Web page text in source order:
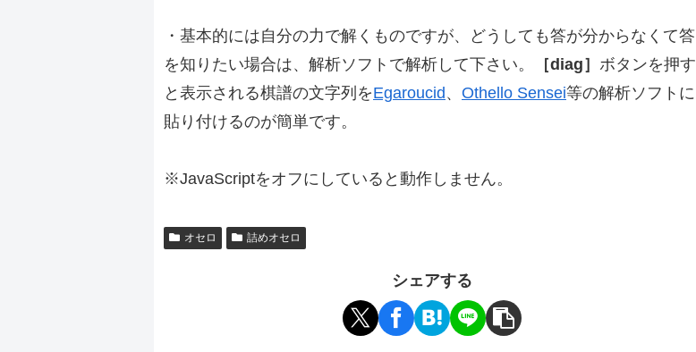
・基本的には自分の力で解くものですが、どうしても答が分からなくて答
を知りたい場合は、解析ソフトで解析して下さい。
［diag］ ボタンを押す
と表示される棋譜の文字列をEgaroucid、 Othello Sensei等の解析ソフトに
貼り付けるのが簡単です。
※JavaScriptをオフにしていると動作しません。
オセロ 詰めオセロ
シェアする